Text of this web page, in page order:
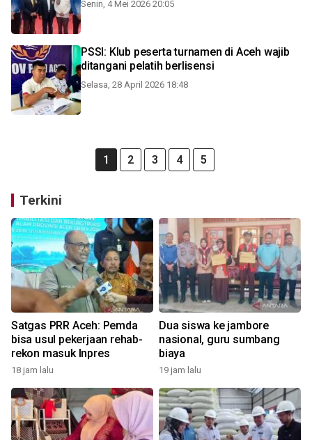
Senin, 4 Mei 2026 20:05
PSSI: Klub peserta turnamen di Aceh wajib
ditangani pelatih berlisensi
Selasa, 28 April 2026 18:48
1 2 3 4 5
Terkini
Satgas PRR Aceh: Pemda
bisa usul pekerjaan rehab-
rekon masuk Inpres
18 jam lalu
Dua siswa ke jambore
nasional, guru sumbang
biaya
19 jam lalu